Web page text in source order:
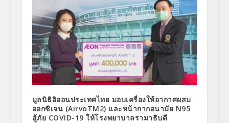
มูลนิธิอิออนประเทศไทย มอบเครื่องให้อากาศผสม
ออกซิเจน (AirvoTM2) และหน้ากากอนามัย N95
สู้ภัย COVID-19 ให้โรงพยาบาลรามาธิบดี